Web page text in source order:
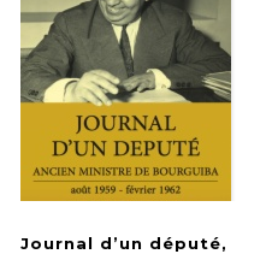
Journal d’un député,